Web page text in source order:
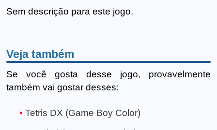
Sem descrição para este jogo.
Veja também
Se você gosta desse jogo, provavelmente
também vai gostar desses:
Tetris DX (Game Boy Color)